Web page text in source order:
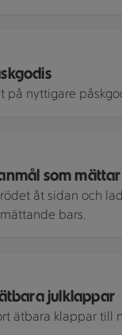
på nyttigare
som mättar
åt sidan och
bars.
julklappar
ätbara klappar till